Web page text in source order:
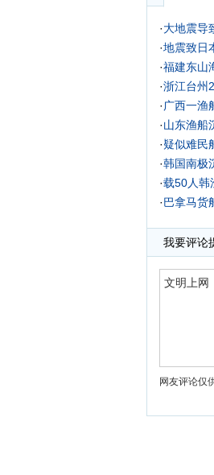
·大地震导
·地震致日
·福建东山
·浙江台州
· 广西一渔
·山东渔船
·疑似难民
·韩国南极
·载50人韩
·巴拿马货
我要评论
网友评论仅